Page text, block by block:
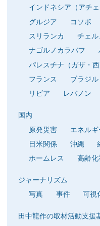
インドネシア（アチェ
グルジア
コソボ
スリランカ
チェル
ナゴルノカラバフ
パレスチナ（ガザ・西
フランス
ブラジル
リビア
レバノン
国内
原発災害
エネルギ
日米関係
沖縄
ホームレス
高齢化
ジャーナリズム
写真
事件 可視
田中龍作の取材活動支援